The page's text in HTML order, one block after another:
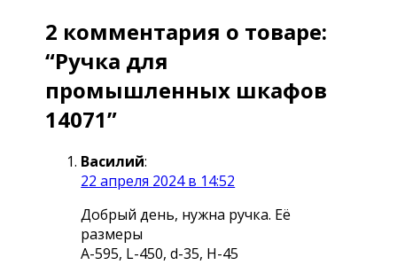
2 комментария о товаре:
“Ручка для
промышленных шкафов
14071”
Василий:
22 апреля 2024 в 14:52
Добрый день, нужна ручка. Её
размеры
А-595, L-450, d-35, H-45